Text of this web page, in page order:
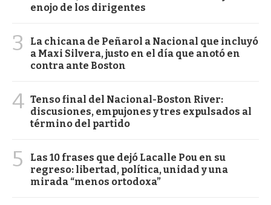
enojo de los dirigentes
3
La chicana de Peñarol a Nacional que incluyó
a Maxi Silvera, justo en el día que anotó en
contra ante Boston
4 Tenso final del Nacional-Boston River:
discusiones, empujones y tres expulsados al
término del partido
5
Las 10 frases que dejó Lacalle Pou en su
regreso: libertad, política, unidad y una
mirada “menos ortodoxa”